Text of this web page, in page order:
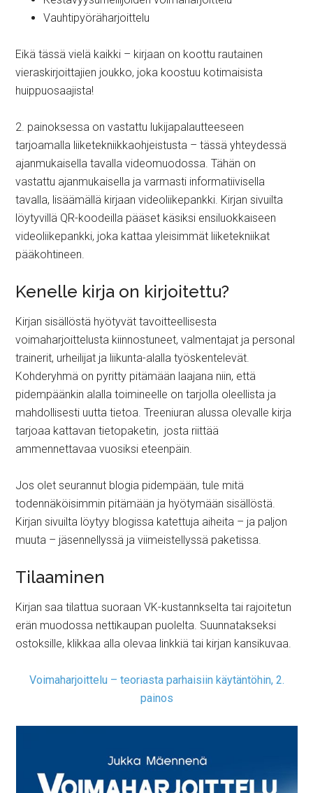
Vauhtipyöräharjoittelu
Eikä tässä vielä kaikki – kirjaan on koottu rautainen
vieraskirjoittajien joukko, joka koostuu kotimaisista
huippuosaajista!
2. painoksessa on vastattu lukijapalautteeseen
tarjoamalla liiketekniikkaohjeistusta – tässä yhteydessä
ajanmukaisella tavalla videomuodossa.Tähän on
vastattu ajanmukaisella ja varmasti informatiivisella
tavalla, lisäämällä kirjaan videoliikepankki. Kirjan sivuilta
löytyvillä QR-koodeilla pääset käsiksi ensiluokkaiseen
videoliikepankki, joka kattaa yleisimmät liiketekniikat
pääkohtineen.
Kenelle kirja on kirjoitettu?
Kirjan sisällöstä hyötyvät tavoitteellisesta
voimaharjoittelusta kiinnostuneet, valmentajat ja personal
trainerit, urheilijat ja liikunta-alalla työskentelevät.
Kohderyhmä on pyritty pitämään laajana niin, että
pidempäänkin alalla toimineelle on tarjolla oleellista ja
mahdollisesti uutta tietoa. Treeniuran alussa olevalle kirja
tarjoaa kattavan tietopaketin, josta riittää
ammennettavaa vuosiksi eteenpäin.
Jos olet seurannut blogia pidempään, tule mitä
todennäköisimmin pitämään ja hyötymään sisällöstä.
Kirjan sivuilta löytyy blogissa katettuja aiheita – ja paljon
muuta – jäsennellyssä ja viimeistellyssä paketissa.
Tilaaminen
Kirjan saa tilattua suoraan VK-kustannkselta tai rajoitetun
erän muodossa nettikaupan puolelta. Suunnatakseksi
ostoksille, klikkaa alla olevaa linkkiä tai kirjan kansikuvaa.
Voimaharjoittelu – teoriasta parhaisiin käytäntöhin, 2.
painos